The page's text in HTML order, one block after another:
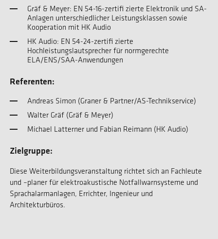
Gräf & Meyer: EN 54-16-zertifi zierte Elektronik und SA-
Anlagen unterschiedlicher Leistungsklassen sowie
Kooperation mit HK Audio
HK Audio: EN 54-24-zertifi zierte
Hochleistungslautsprecher für normgerechte
ELA/ENS/SAA-Anwendungen
Referenten:
Andreas Simon (Graner & Partner/AS-Technikservice)
Walter Gräf (Gräf & Meyer)
Michael Latterner und Fabian Reimann (HK Audio)
Zielgruppe:
Diese Weiterbildungsveranstaltung richtet sich an Fachleute
und –planer für elektroakustische Notfallwarnsysteme und
Sprachalarmanlagen, Errichter, Ingenieur und
Architekturbüros.